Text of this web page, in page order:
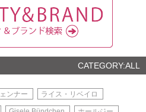
CATEGORY:ALL
ンナー ライス・リベイロ